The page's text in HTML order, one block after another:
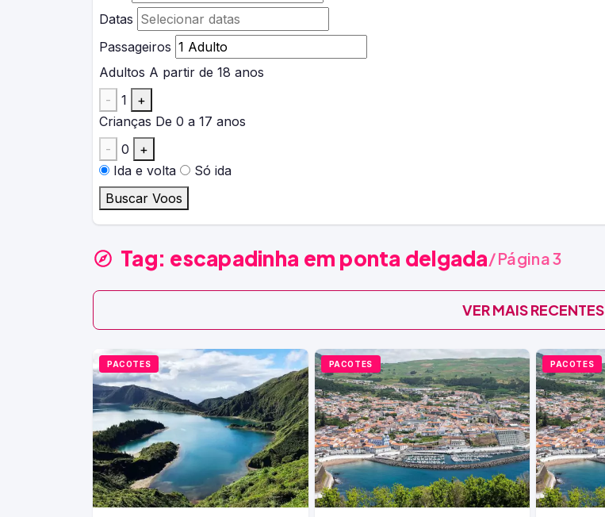
Datas
Passageiros
Adultos A partir de 18 anos
-
1
+
Crianças De 0 a 17 anos
-
0
+
Ida e volta
Só ida
Buscar Voos
Tag: escapadinha em ponta delgada/ Página 3
VER MAIS RECENTES
PACOTES PACOTES PACOTES